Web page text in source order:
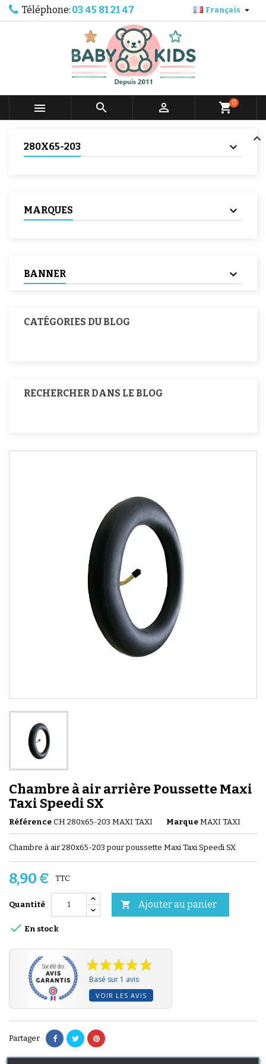
Téléphone: 03 45 81 21 47 Français 
   shopping_cart0
280X65-203
MARQUES
BANNER
CATÉGORIES DU BLOG
RECHERCHER DANS LE BLOG
Chambre à air arrière Poussette Maxi
Taxi Speedi SX
Référence CH 280x65-203 MAXI TAXI Marque MAXI TAXI
Chambre à air 280x65-203 pour poussette Maxi Taxi Speedi SX
8,90 € TTC
Quantité  Ajouter au panier
 En stock
Basé sur 1 avis
VOIR LES AVIS
Partager